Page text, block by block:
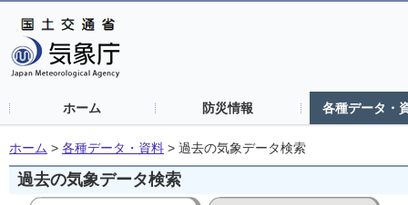
ホーム 防災情報 各種データ・
ホーム > 各種データ・資料 > 過去の気象データ検索
過去の気象データ検索